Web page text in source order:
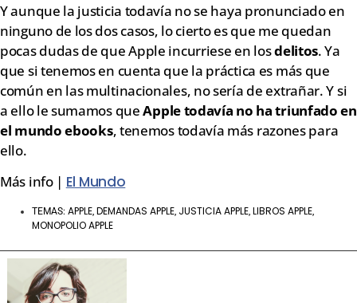
Y aunque la justicia todavía no se haya pronunciado en
ninguno de los dos casos, lo cierto es que me quedan
pocas dudas de que Apple incurriese en losdelitos. Ya
que si tenemos en cuenta que la práctica es más que
común en las multinacionales, no sería de extrañar. Y si
a ello le sumamos queApple todavía no ha triunfado en
el mundo ebooks, tenemos todavía más razones para
ello.
Más info | El Mundo
TEMAS: APPLE DEMANDAS APPLE JUSTICIA APPLE LIBROS APPLE
MONOPOLIO APPLE